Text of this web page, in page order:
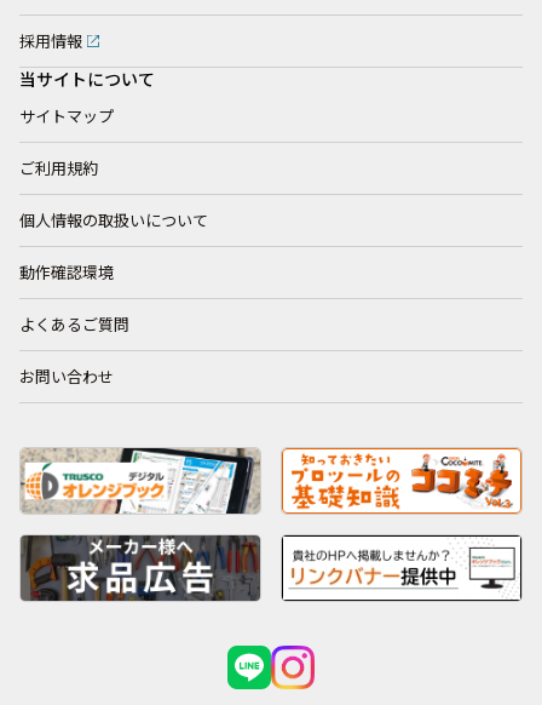
採用情報
当サイトについて
サイトマップ
ご利用規約
個人情報の取扱いについて
動作確認環境
よくあるご質問
お問い合わせ